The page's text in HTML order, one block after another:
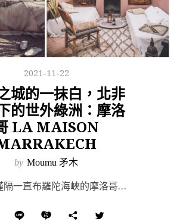
2021-11-22
城的一抹白，北非
的世外綠洲：摩洛
LA MAISON
by Moumu 矛木
與歐洲僅隔一直布羅陀海峽的摩洛哥，有著宗教的神聖、爭端與文化碰撞，伊斯蘭的內斂雕琢、西班牙與法國的歐...